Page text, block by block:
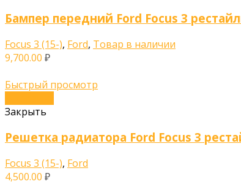
Бампер передний Ford Focus 3
Focus 3 (15-), Ford, Товар в наличии
9,700.00 ₽
Быстрый просмотр
Закрыть
Решетка радиатора Ford Focus 3
Focus 3 (15-), Ford
4,500.00 ₽